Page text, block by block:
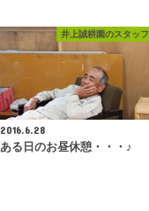
井上誠耕園のスタッフ
2016.6.28
ある日のお昼休憩・・・♪